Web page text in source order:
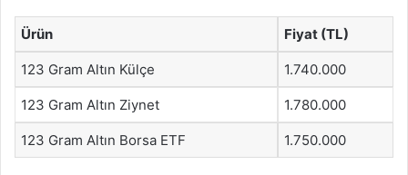
Ürün Fiyat (TL)
123 Gram Altın Külçe 1.740.000
123 Gram Altın Ziynet 1.780.000
123 Gram Altın Borsa ETF 1.750.000